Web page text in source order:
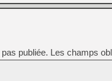
publiée. Les champs